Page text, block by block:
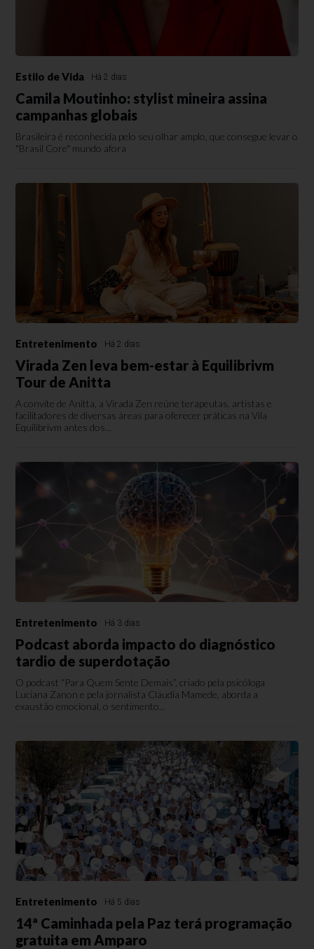
Estilo de Vida Há 2 dias
Camila Moutinho: stylist mineira assina
campanhas globais
Brasileira é reconhecida pelo seu olhar amplo, que consegue levar o
"Brasil Core" mundo afora
Entretenimento Há 2 dias
Virada Zen leva bem-estar à Equilibrivm
Tour de Anitta
A convite de Anitta, a Virada Zen reúne terapeutas, artistas e
facilitadores de diversas áreas para oferecer práticas na Vila
Equilibrivm antes dos...
Entretenimento Há 3 dias
Podcast aborda impacto do diagnóstico
tardio de superdotação
O podcast “Para Quem Sente Demais”, criado pela psicóloga
Luciana Zanon e pela jornalista Cláudia Mamede, aborda a
exaustão emocional, o sentimento...
Entretenimento Há 5 dias
14ª Caminhada pela Paz terá programação
gratuita em Amparo